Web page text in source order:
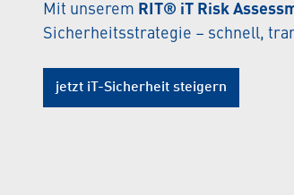
Mit unserem RIT® iT Risk
Sicherheitsstrategie – schnell,
jetzt iT-Sicherheit steigern